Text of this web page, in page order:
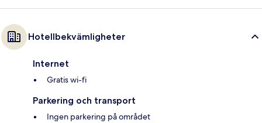
Hotellbekvämligheter
Internet
Gratis wi-fi
Parkering och transport
Ingen parkering på området